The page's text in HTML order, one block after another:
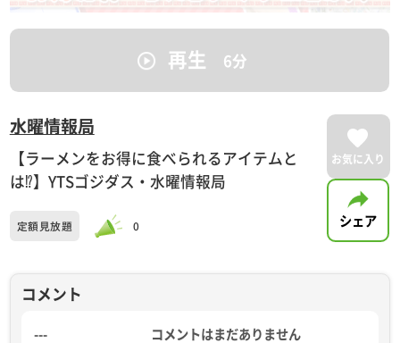
再生 6分
水曜情報局
【ラーメンをお得に食べられるアイテムと
は⁉】YTSゴジダス・水曜情報局
定額見放題 0
お気に入り
シェア
コメント
--- コメントはまだありません